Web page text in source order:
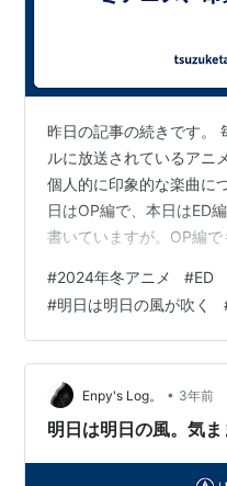
昨日の記事の続きです。
ルに放送されているアニ
個人的に印象的な楽曲に
日はOP編で、本日はED
書いていますが。OP編
よ！』などと言うつもり
と言うか、私の好みの話
も本当に素晴らしい。日
く文化のひとつだと毎ク
では早速、まいりましょ
らの楽曲です！ ・『白花
#2024年冬アニメ #ED
#明日は明日の風が吹く
Enpy's Log。 • 3年前
明日は明日の風。気ま